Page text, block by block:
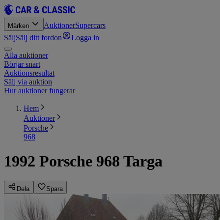
Märken AuktionerSupercars
SäljSälj ditt fordon Logga in
Alla auktioner
Börjar snart
Auktionsresultat
Sälj via auktion
Hur auktioner fungerar
Hem
Auktioner
Porsche
968
1992 Porsche 968 Targa
Dela Spara